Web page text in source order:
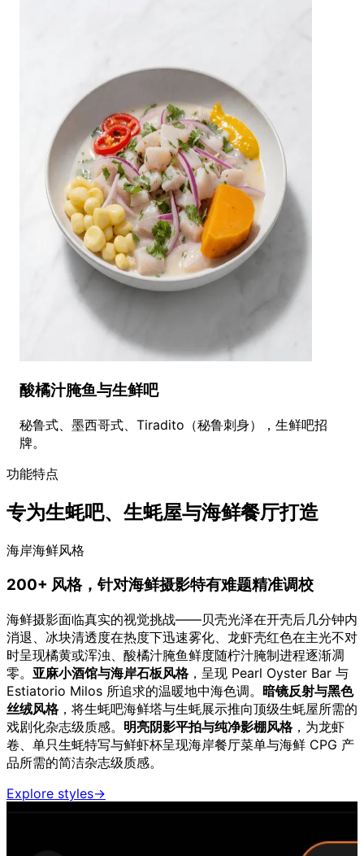
酸橘汁腌鱼与生鲜吧
秘鲁式、墨西哥式、Tiradito（秘鲁刺身），生鲜吧招
牌。
功能特点
专为生蚝吧、生蚝屋与海鲜餐厅打造
海岸海鲜风格
200+ 风格，针对海鲜摄影特有难题精准调校
海鲜摄影面临真实的视觉挑战——贝壳光泽在开壳后几分钟内
消退、冰块清透度在热度下迅速雾化、龙虾壳红色在主光不对
时呈现橘黄或浑浊、酸橘汁腌鱼鲜度随柠汁腌制进程逐渐凋
零。 亚麻小酒馆与海岸石板风格，呈现 Pearl Oyster Bar 与
Estiatorio Milos 所追求的温暖地中海色调。 暗镜反射与黑色
丝绒风格，将生蚝吧海鲜塔与生蚝展示推向顶级生蚝屋所需的
戏剧化杂志级质感。 明亮阴影平拍与纯净影棚风格，为龙虾
卷、单只生蚝特写与鲜虾杯呈现海岸餐厅菜单与海鲜 CPG 产
品所需的简洁杂志级质感。
Explore styles→